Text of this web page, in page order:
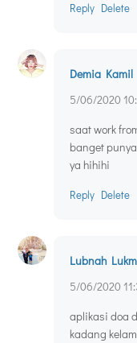
Reply Delete
Demia Kamil
5/06/2020
saat work
banget
ya hihihi
Reply Delete
Lubnah
5/06/2020
aplikasi doa
kadang